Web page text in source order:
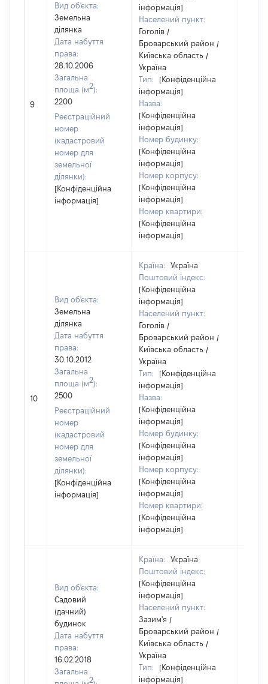
9
Вид об'єкта:
Земельна
ділянка
Дата набуття
права:
28.10.2006
Загальна
площа (м2):
2200
Реєстраційний
номер
(кадастровий
номер для
земельної
ділянки):
[Конфіденційна
інформація]
інформація]
Населений пункт:
Гоголів /
Броварський район /
Київська область /
Україна
Тип:
[Конфіденційна
інформація]
Назва:
[Конфіденційна
інформація]
Номер будинку:
[Конфіденційна
інформація]
Номер корпусу:
[Конфіденційна
інформація]
Номер квартири:
[Конфіденційна
інформація]
10
Вид об'єкта:
Земельна
ділянка
Дата набуття
права:
30.10.2012
Загальна
площа (м2):
2500
Реєстраційний
номер
(кадастровий
номер для
земельної
ділянки):
[Конфіденційна
інформація]
Країна:
Україна
Поштовий індекс:
[Конфіденційна
інформація]
Населений пункт:
Гоголів /
Броварський район /
Київська область /
Україна
Тип:
[Конфіденційна
інформація]
Назва:
[Конфіденційна
інформація]
Номер будинку:
[Конфіденційна
інформація]
Номер корпусу:
[Конфіденційна
інформація]
Номер квартири:
[Конфіденційна
інформація]
Вид об'єкта:
Садовий
(дачний)
будинок
Дата набуття
права:
16.02.2018
Загальна
2
Країна:
Україна
Поштовий індекс:
[Конфіденційна
інформація]
Населений пункт:
Зазим'я /
Броварський район /
Київська область /
Україна
Тип:
[Конфіденційна
інформація]